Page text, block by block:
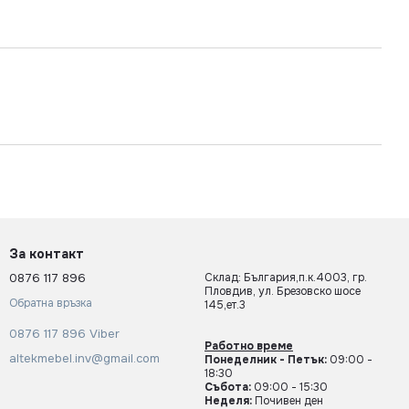
За контакт
0876 117 896
Обратна връзка
0876 117 896 Viber
altekmebel.inv@gmail.com
Склад: България,п.к.4003, гр.
Пловдив, ул. Брезовско шосе
145,ет.3
Работно време
Понеделник - Петък: 09:00 -
18:30
Събота: 09:00 - 15:30
Неделя: Почивен ден